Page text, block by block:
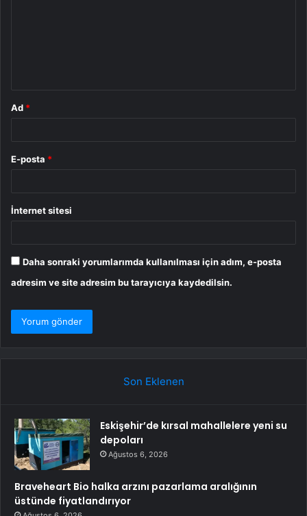
Ad *
E-posta *
İnternet sitesi
Daha sonraki yorumlarımda kullanılması için adım, e-posta
adresim ve site adresim bu tarayıcıya kaydedilsin.
Son Eklenen
Eskişehir’de kırsal mahallelere yeni su
depoları
Ağustos 6, 2026
Braveheart Bio halka arzını pazarlama aralığının
üstünde fiyatlandırıyor